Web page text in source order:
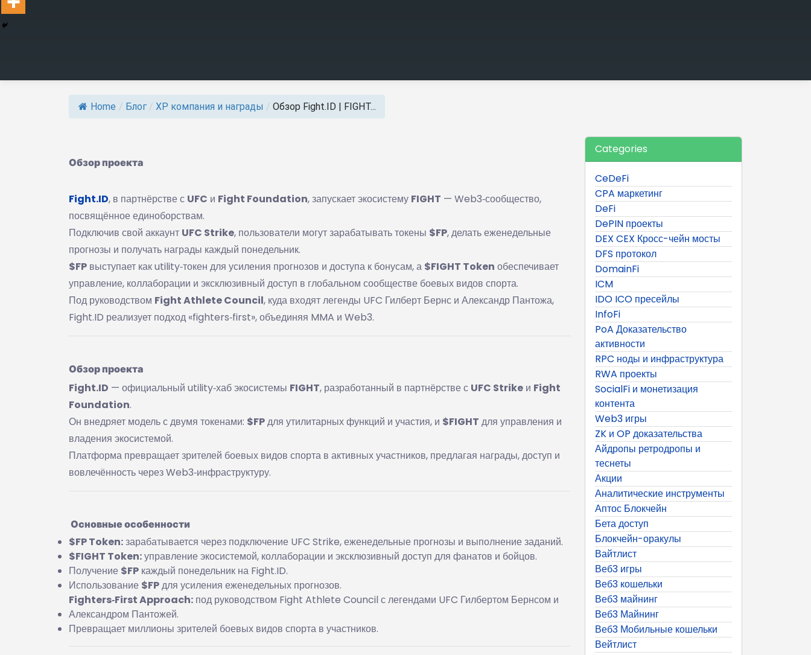
Home / Блог / ХР компания и награды / Обзор Fight.ID | FIGHT...
Обзор проекта
Fight.ID, в партнёрстве с UFC и Fight Foundation, запускает экосистему FIGHT — Web3‑сообщество,
посвящённое единоборствам.
Подключив свой аккаунт UFC Strike, пользователи могут зарабатывать токены $FP, делать еженедельные
прогнозы и получать награды каждый понедельник.
$FP выступает как utility‑токен для усиления прогнозов и доступа к бонусам, а $FIGHT Token обеспечивает
управление, коллаборации и эксклюзивный доступ в глобальном сообществе боевых видов спорта.
Под руководством Fight Athlete Council, куда входят легенды UFC Гилберт Бернс и Александр Пантожа,
Fight.ID реализует подход «fighters‑first», объединяя MMA и Web3.
Обзор проекта
Fight.ID — официальный utility‑хаб экосистемы FIGHT, разработанный в партнёрстве с UFC Strike и Fight
Foundation.
Он внедряет модель с двумя токенами: $FPдля утилитарных функций и участия, и $FIGHT для управления и
владения экосистемой.
Платформа превращает зрителей боевых видов спорта в активных участников, предлагая награды, доступ и
вовлечённость через Web3‑инфраструктуру.
Основные особенности
$FP Token:зарабатывается через подключение UFC Strike, еженедельные прогнозы и выполнение заданий.
$FIGHT Token:управление экосистемой, коллаборации и эксклюзивный доступ для фанатов и бойцов.
Получение $FP каждый понедельник на Fight.ID.
Использование $FPдля усиления еженедельных прогнозов.
Fighters‑First Approach: под руководством Fight Athlete Council с легендами UFC Гилбертом Бернсом и
Александром Пантожей.
Превращает миллионы зрителей боевых видов спорта в участников.
Categories
CeDeFi
CPA маркетинг
DeFi
DePIN проекты
DEX CEX Кросс-чейн мосты
DFS протокол
DomainFi
ICM
IDO ICO пресейлы
InfoFi
PoA Доказательство
активности
RPC ноды и инфраструктура
RWA проекты
SocialFi и монетизация
контента
Web3 игры
ZK и OP доказательства
Айдропы ретродропы и
теснеты
Акции
Аналитические инструменты
Аптос Блокчейн
Бета доступ
Блокчейн-оракулы
Вайтлист
Веб3 игры
Веб3 кошельки
Веб3 майнинг
Веб3 Майнинг
Веб3 Мобильные кошельки
Вейтлист